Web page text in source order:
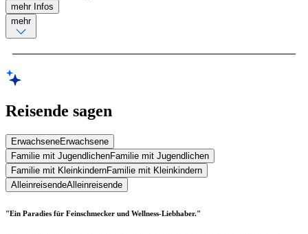
mehr Infos
mehr
Reisende sagen
ErwachseneErwachsene
Familie mit JugendlichenFamilie mit Jugendlichen
Familie mit KleinkindernFamilie mit Kleinkindern
AlleinreisendeAlleinreisende
"Ein Paradies für Feinschmecker und Wellness-Liebhaber."